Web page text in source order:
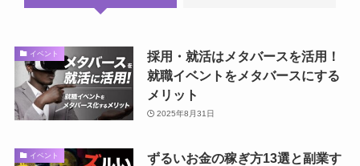
イベント
採用・就活はメタバースを活用！
就職イベントをメタバースにする
メリット
2025年8月31日
イベント
ずるいお金の稼ぎ方13選と副業す